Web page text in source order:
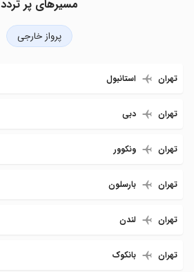
مسیرهای پر تردد
پرواز خارجی
تهران استانبول
تهران دبی
تهران ونکوور
تهران بارسلون
تهران لندن
تهران بانکوک